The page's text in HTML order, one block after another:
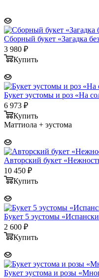
Сборный букет «Загадка
3 980 ₽
Купить
Букет эустомы и роз «На
6 973 ₽
Купить
Маттиола + эустома
Авторский букет
10 450 ₽
Купить
Букет 5 эустомы
2 600 ₽
Купить
Букет эустома и розы